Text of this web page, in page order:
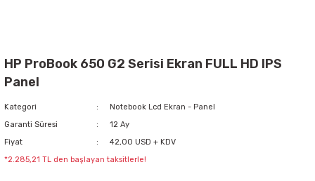
HP ProBook 650 G2 Serisi Ekran FULL HD IPS
Panel
Kategori
Notebook Lcd Ekran - Panel
Garanti Süresi
12 Ay
Fiyat
42,00 USD + KDV
*2.285,21 TL den başlayan taksitlerle!